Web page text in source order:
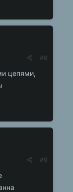
#8
цепями,
#9